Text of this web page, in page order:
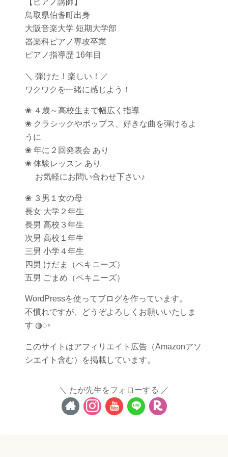
【ピアノ講師】
鳥取県伯耆町出身
大阪音楽大学 短期大学部
器楽科ピアノ専攻卒業
ピアノ指導歴 16年目
＼ 弾けた！楽しい！／
ワクワクを一緒に感じよう！
❀ ４歳～高校生まで幅広く指導
❀ クラシックやポップス、好きな曲を弾けるよ
うに
❀ 年に２回発表会 あり
❀ 体験レッスン あり
お気軽にお問い合わせ下さい♪
❀ ３男１女の母
長女 大学２年生
長男 高校３年生
次男 高校１年生
三男 小学４年生
四男 けだま（ペキニーズ）
五男 ごまめ（ペキニーズ）
WordPressを使ってブログを作っています。
不慣れですが、どうぞよろしくお願いいたしま
す ◍◌◦
このサイトはアフィリエイト広告（Amazonアソ
シエイト含む）を掲載しています。
たが先生をフォローする